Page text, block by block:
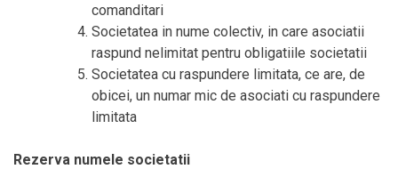
comanditari
Societatea in nume colectiv, in care asociatii
raspund nelimitat pentru obligatiile societatii
Societatea cu raspundere limitata, ce are, de
obicei, un numar mic de asociati cu raspundere
limitata
Rezerva numele societatii